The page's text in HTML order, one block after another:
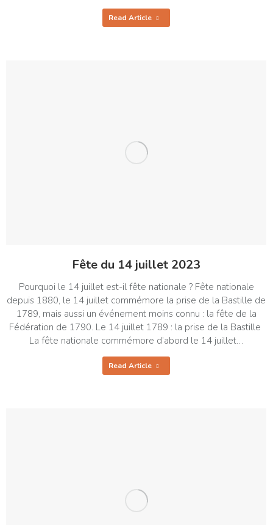
Read Article
Fête du 14 juillet 2023
Pourquoi le 14 juillet est-il fête nationale ? Fête nationale
depuis 1880, le 14 juillet commémore la prise de la Bastille de
1789, mais aussi un événement moins connu : la fête de la
Fédération de 1790. Le 14 juillet 1789 : la prise de la Bastille
La fête nationale commémore d’abord le 14 juillet…
Read Article